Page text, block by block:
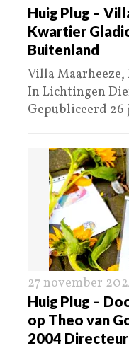
Huig Plug –
Kwartier
Buitenland
Villa
In Lichtingen
Gepubliceerd 26
27 november
Huig Plug –
op Theo van
2004